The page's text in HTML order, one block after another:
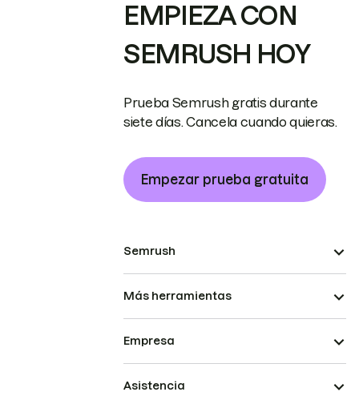
EMPIEZA CON
SEMRUSH HOY
Prueba Semrush gratis durante
siete días. Cancela cuando quieras.
Empezar prueba gratuita
Semrush
Más herramientas
Empresa
Asistencia